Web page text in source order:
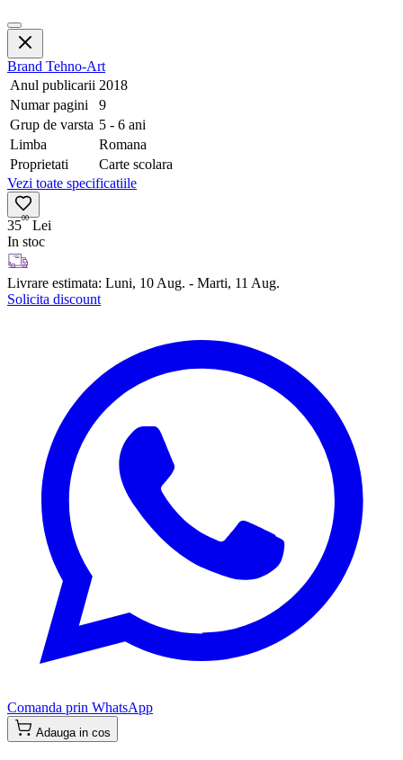
Brand Tehno-Art
Anul publicarii 2018
Numar pagini
9
Grup de varsta 5 - 6 ani
Limba
Romana
Proprietati
Carte scolara
Vezi toate specificatiile
3500 Lei
In stoc
Livrare estimata: Luni, 10 Aug. - Marti, 11 Aug.
Solicita discount
Comanda prin WhatsApp
Adauga in cos